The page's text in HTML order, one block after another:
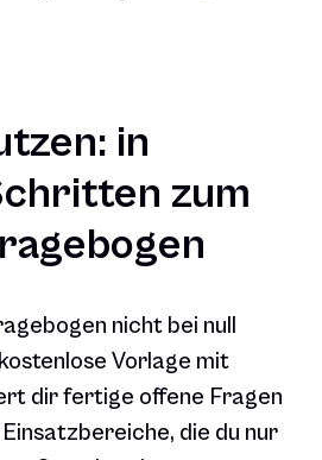
in
zum
nicht bei null
Vorlage mit
dir fertige offene Fragen
die du nur